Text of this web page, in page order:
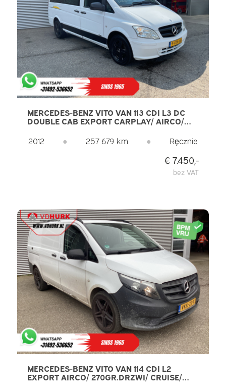
MERCEDES-BENZ VITO VAN 113 CDI L3 DC
DOUBLE CAB EXPORT CARPLAY/ AIRCO/
2012
● 257 679 km ● Ręcznie
€ 7.450,-
bez VAT
MERCEDES-BENZ VITO VAN 114 CDI L2
EXPORT AIRCO/ 270GR.DRZWI/ CRUISE/